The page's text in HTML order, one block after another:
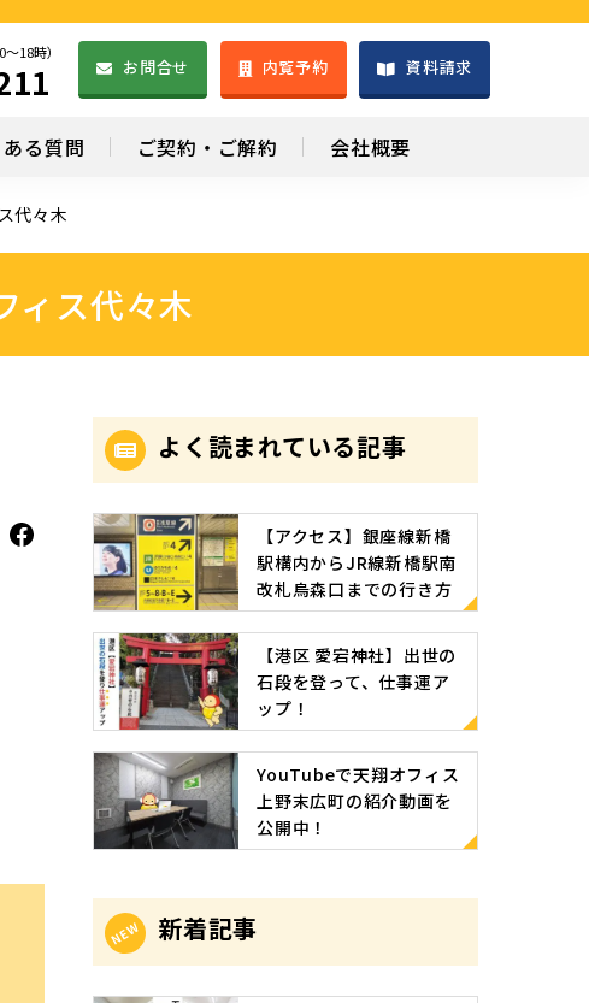
18時）
お問合せ 内覧予約 資料請求
る質問 ご契約・ご解約 会社概要
代々木
ィス代々木
Facebook
よく読まれている記事
【アクセス】銀座線新橋
駅構内からJR線新橋駅南
改札烏森口までの行き方
【港区 愛宕神社】出世の
石段を登って、仕事運ア
ップ！
YouTubeで天翔オフィス
上野末広町の紹介動画を
公開中！
新着記事